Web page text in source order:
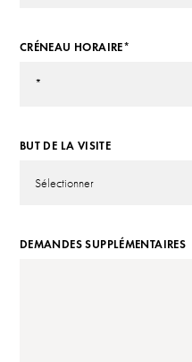
CRÉNEAU HORAIRE*
BUT DE LA VISITE
DEMANDES SUPPLÉMENTAIRES